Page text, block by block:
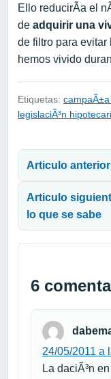
Ello reducirÃ­a el
de adquirir una
de filtro para evitar
hemos vivido
Etiquetas:
legislaciÃ³n
Articulo
Articulo
lo que se sabe
6
24/05/2011 a
La daciÃ³n